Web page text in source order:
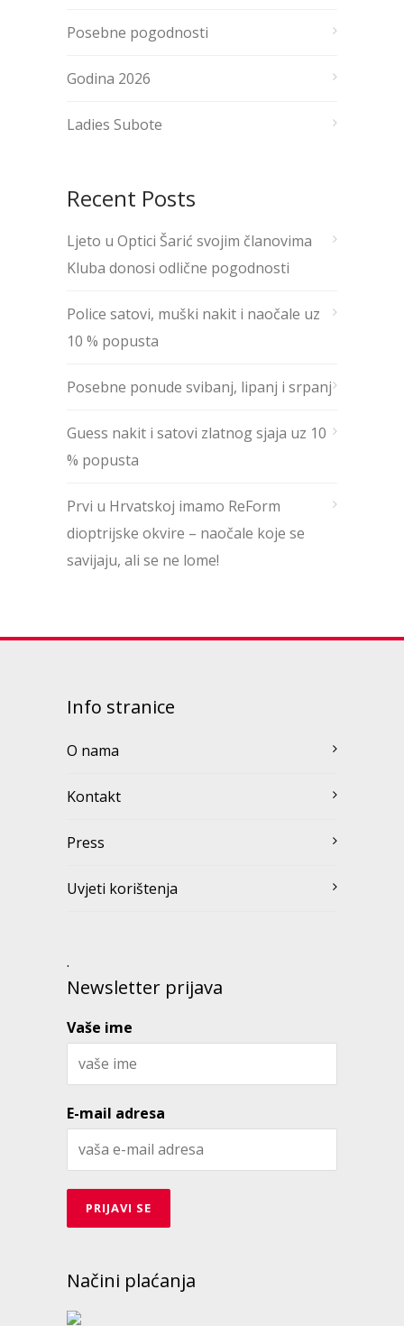
Posebne pogodnosti
Godina 2026
Ladies Subote
Recent Posts
Ljeto u Optici Šarić svojim članovima
Kluba donosi odlične pogodnosti
Police satovi, muški nakit i naočale uz
10 % popusta
Posebne ponude svibanj, lipanj i srpanj
Guess nakit i satovi zlatnog sjaja uz 10
% popusta
Prvi u Hrvatskoj imamo ReForm
dioptrijske okvire – naočale koje se
savijaju, ali se ne lome!
Info stranice
O nama
Kontakt
Press
Uvjeti korištenja
.
Newsletter prijava
Vaše ime
E-mail adresa
Načini plaćanja